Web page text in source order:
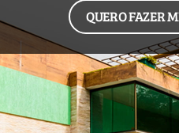
QUERO FAZER